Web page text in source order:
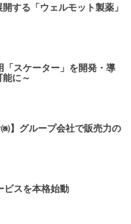
する「ウェルモット製薬」
「スケーター」を開発・導
に～
】グループ会社で販売力の
ビスを本格始動